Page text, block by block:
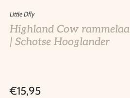
Little Dfly
Highland Cow
| Schotse Hooglander
€15,95